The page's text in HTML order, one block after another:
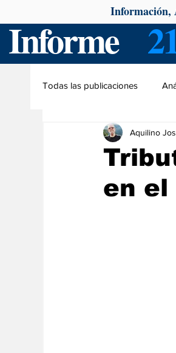
Informe
Información,
Todas las publicaciones
en el
Aquilino